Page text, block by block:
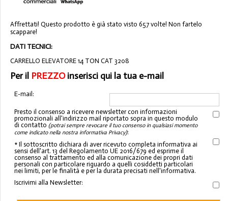
Affrettati! Questo prodotto è già stato visto 657 volte! Non fartelo
scappare!
DATI TECNICI:
CARRELLO ELEVATORE 14 TON CAT 3208
Per il PREZZOinserisci qui la tua e-mail
E-mail:
Presto il consenso a ricevere newsletter con informazioni
promozionali all'indirizzo mail riportato sopra in questo modulo
di contatto (potrai sempre revocare il tuo consenso in qualsiasi momento
come indicato nella nostra informativa Privacy):
* Il sottoscritto dichiara di aver ricevuto completa informativa ai
sensi dell'art. 13 del Regolamento UE 2016/679 ed esprime il
consenso al trattamento ed alla comunicazione dei propri dati
personali con particolare riguardo a quelli cosiddetti particolari
nei limiti, per le finalità e per la durata precisati nell'informativa.
Iscrivimi alla Newsletter: